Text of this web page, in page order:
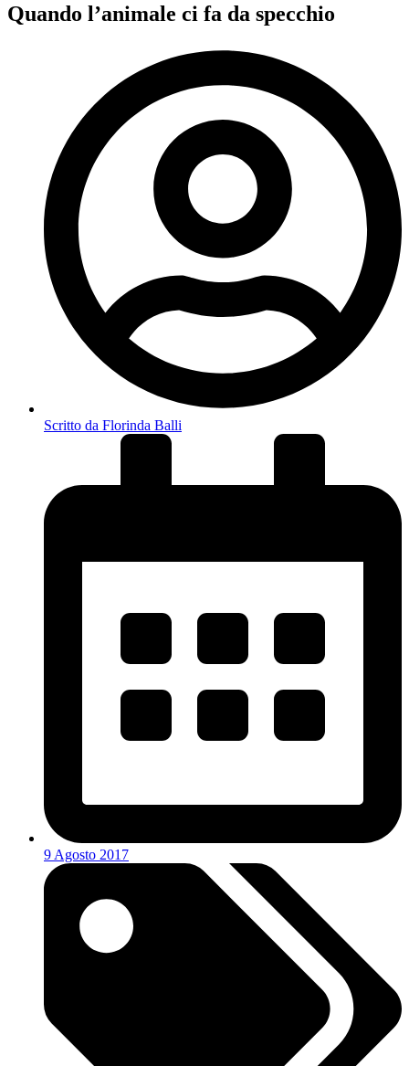
Quando l’animale ci fa da specchio
Scritto da Florinda Balli
9 Agosto 2017